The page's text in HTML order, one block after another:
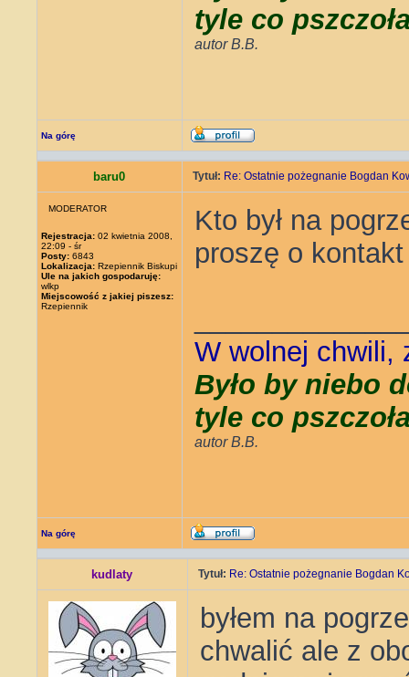
tyle co
autor B.B.
Na górę
baru0 Tytuł: Re: Ostatnie pożegnanie Bogdan
MODERATOR
Rejestracja: 02 kwietnia 2008,
22:09 - śr
Posty: 6843
Lokalizacja: Rzepiennik Biskupi
Ule na jakich gospodaruję:
wlkp
Miejscowość z jakiej piszesz:
Rzepiennik
Kto był na
proszę o
W wolnej chwili,
Było by niebo
tyle co
autor B.B.
Na górę
kudlaty Tytuł: Re: Ostatnie pożegnanie Bogdan
byłem na
chwalić ale z